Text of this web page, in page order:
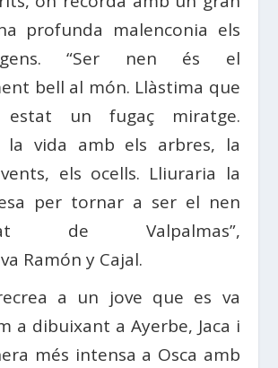
profunda malenconia els
“Ser nen és el
bell al món. Llàstima que
un fugaç miratge.
la vida amb els arbres, la
els ocells. Lliuraria la
per tornar a ser el nen
de Valpalmas”,
Ramón y Cajal.
a un jove que es va
a dibuixant a Ayerbe, Jaca i
més intensa a Osca amb